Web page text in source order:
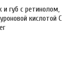
губ с ретинолом,
кислотой C